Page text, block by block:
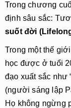
Trong chương
định sâu sắc:
suốt đời
Trong một thế
học được ở tuổi
đạo xuất sắc như
(người sáng lập
Họ không ngừng